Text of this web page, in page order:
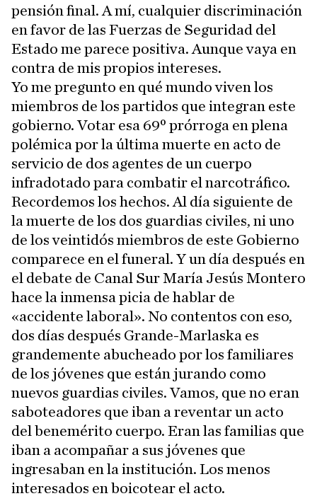
pensión final. A mí, cualquier discriminación
en favor de las Fuerzas de Seguridad del
Estado me parece positiva. Aunque vaya en
contra de mis propios intereses.
Yo me pregunto en qué mundo viven los
miembros de los partidos que integran este
gobierno. Votar esa 69º prórroga en plena
polémica por la última muerte en acto de
servicio de dos agentes de un cuerpo
infradotado para combatir el narcotráfico.
Recordemos los hechos. Al día siguiente de
la muerte de los dos guardias civiles, ni uno
de los veintidós miembros de este Gobierno
comparece en el funeral. Y un día después en
el debate de Canal Sur María Jesús Montero
hace la inmensa picia de hablar de
«accidente laboral». No contentos con eso,
dos días después Grande-Marlaska es
grandemente abucheado por los familiares
de los jóvenes que están jurando como
nuevos guardias civiles. Vamos, que no eran
saboteadores que iban a reventar un acto
del benemérito cuerpo. Eran las familias que
iban a acompañar a sus jóvenes que
ingresaban en la institución. Los menos
interesados en boicotear el acto.